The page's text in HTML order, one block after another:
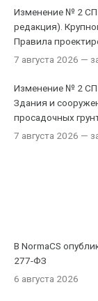
Изменение № 2 СП
редакция).
Правила
7 августа 2026 —
Изменение № 2 СП
Здания и
просадочных
7 августа 2026 —
В NormaCS
277-ФЗ
6 августа 2026